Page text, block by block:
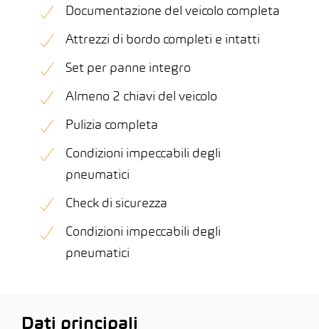
Documentazione del veicolo completa
Attrezzi di bordo completi e intatti
Set per panne integro
Almeno 2 chiavi del veicolo
Pulizia completa
Condizioni impeccabili degli
pneumatici
Check di sicurezza
Condizioni impeccabili degli
pneumatici
Dati principali